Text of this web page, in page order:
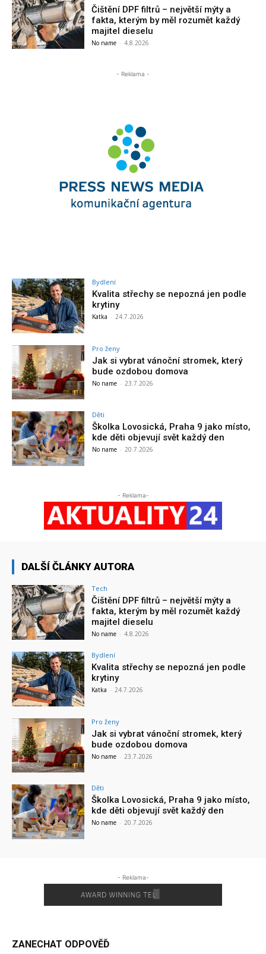
Čištění DPF filtrů – největší mýty a
fakta, kterým by měl rozumět každý
majitel dieselu
No name - 4.8.2026
- Reklama -
Bydlení
Kvalita střechy se nepozná jen podle
krytiny
Katka - 24.7.2026
Pro ženy
Jak si vybrat vánoční stromek, který
bude ozdobou domova
No name - 23.7.2026
Děti
Školka Lovosická, Praha 9 jako místo,
kde děti objevují svět každý den
No name - 20.7.2026
- Reklama-
DALŠÍ ČLÁNKY AUTORA
Tech
Čištění DPF filtrů – největší mýty a
fakta, kterým by měl rozumět každý
majitel dieselu
No name - 4.8.2026
Bydlení
Kvalita střechy se nepozná jen podle
krytiny
Katka - 24.7.2026
Pro ženy
Jak si vybrat vánoční stromek, který
bude ozdobou domova
No name - 23.7.2026
Děti
Školka Lovosická, Praha 9 jako místo,
kde děti objevují svět každý den
No name - 20.7.2026
- Reklama-
ZANECHAT ODPOVĚĎ